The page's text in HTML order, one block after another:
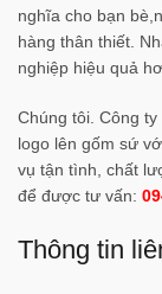
nghĩa cho bạn
hàng thân thiết.
nghiệp hiệu quả
Chúng tôi. Công
logo lên gốm sứ
vụ tận tình, chất
để được tư vấn:
Thông tin